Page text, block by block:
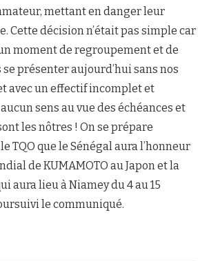
mettant en danger leur
Cette décision n’était pas simple car
moment de regroupement et de
présenter aujourd’hui sans nos
avec un effectif incomplet et
sens au vue des échéances et
les nôtres ! On se prépare
TQO que le Sénégal aura l’honneur
de KUMAMOTO au Japon et la
aura lieu à Niamey du 4 au 15
le communiqué.